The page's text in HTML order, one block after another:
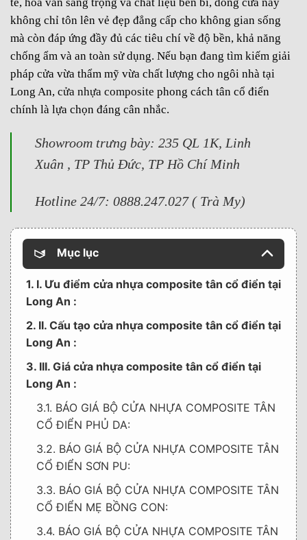
không chỉ tôn lên vẻ đẹp đẳng cấp cho không gian sống
mà còn đáp ứng đầy đủ các tiêu chí về độ bền, khả năng
chống ẩm và an toàn sử dụng. Nếu bạn đang tìm kiếm giải
pháp cửa vừa thẩm mỹ vừa chất lượng cho ngôi nhà tại
Long An, cửa nhựa composite phong cách tân cổ điển
chính là lựa chọn đáng cân nhắc.
Showroom trưng bày: 235 QL 1K, Linh
Xuân , TP Thủ Đức, TP Hồ Chí Minh
Hotline 24/7: 0888.247.027 ( Trà My)
Mục lục
1. I. Ưu điểm cửa nhựa composite tân cổ điển tại
Long An :
2. II. Cấu tạo cửa nhựa composite tân cổ điển tại
Long An :
3. III. Giá cửa nhựa composite tân cổ điển tại
Long An :
3.1. BÁO GIÁ BỘ CỬA NHỰA COMPOSITE TÂN
CỔ ĐIỂN PHỦ DA:
3.2. BÁO GIÁ BỘ CỬA NHỰA COMPOSITE TÂN
CỔ ĐIỂN SƠN PU:
3.3. BÁO GIÁ BỘ CỬA NHỰA COMPOSITE TÂN
CỔ ĐIỂN MẸ BỒNG CON:
3.4. BÁO GIÁ BỘ CỬA NHỰA COMPOSITE TÂN